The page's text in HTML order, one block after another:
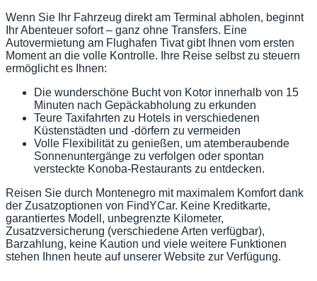
Wenn Sie Ihr Fahrzeug direkt am Terminal abholen, beginnt
Ihr Abenteuer sofort – ganz ohne Transfers. Eine
Autovermietung am Flughafen Tivat gibt Ihnen vom ersten
Moment an die volle Kontrolle. Ihre Reise selbst zu steuern
ermöglicht es Ihnen:
Die wunderschöne Bucht von Kotor innerhalb von 15
Minuten nach Gepäckabholung zu erkunden
Teure Taxifahrten zu Hotels in verschiedenen
Küstenstädten und -dörfern zu vermeiden
Volle Flexibilität zu genießen, um atemberaubende
Sonnenuntergänge zu verfolgen oder spontan
versteckte Konoba-Restaurants zu entdecken.
Reisen Sie durch Montenegro mit maximalem Komfort dank
der Zusatzoptionen von FindYCar. Keine Kreditkarte,
garantiertes Modell, unbegrenzte Kilometer,
Zusatzversicherung (verschiedene Arten verfügbar),
Barzahlung, keine Kaution und viele weitere Funktionen
stehen Ihnen heute auf unserer Website zur Verfügung.